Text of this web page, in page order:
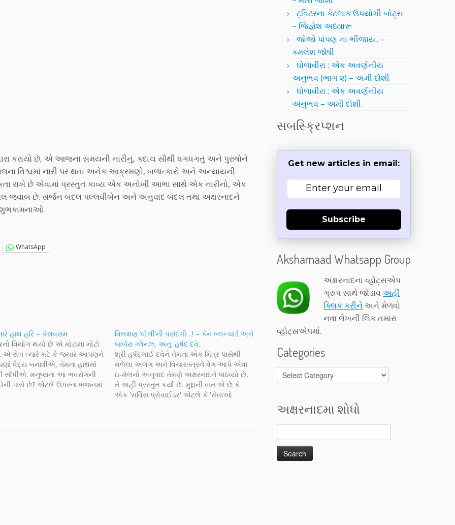
કરાયો છે, એ આજના સમયની નારીનું, કદાચ સૌથી ધગધગતું અને પુરુષોને
વિશ્વમાં નારી પર થતા અનેક આક્રમણો, બળાત્કારો અને અન્યાયની
રાખે છે એવામાં પ્રસ્તુત કાવ્ય એક અનોખી આભા સાથે એક નારીનો, એક
જવાબ છે. સર્જન બદલ પલ્લવીબેન અને અનુવાદ બદલ તથા અક્ષરનાદને
શુભકામનાઓ.
WhatsApp
હાથ હરિ – કેશવરામ
વિયોગ થયો છે એ મોટામાં મોટો
એ રોગ ત્યારે મટે કે જ્યારે આપણને
વૈદ્ય બનાવીએ, તેમના હાથમાં
સોંપીએ. મનુષ્યના આ ભવરોગની
પાસે છે? એટલે ઉપરના ભજનમાં
વિલક્ષણ ‘વોલી’ની પસંદગી…! – કેન બ્લન્ચાર્ડ અને
બાર્બરા ગ્લેન્ઝ, અનુ. હર્ષદ દવે.
શ્રી હર્ષદભાઈ દવેને તેમના એક મિત્ર પાસેથી
મળેલા અલગ અને વિચારતંત્રને વેગ આપે એવા
ઇ-મેલનો અનુવાદ તેમણે અક્ષરનાદને પાઠવ્યો છે,
તે અહીં પ્રસ્તુત કર્યો છે. મુદ્દાની વાત એ છે કે
એક 'સર્વિસ પ્રોવાઈડર' એટલે કે 'સેવાઓ
ટ્વિટરના કેટલાક ઉપયોગી બોટ્સ
– જિજ્ઞેશ અધ્યારૂ
જોજો પાંપણ ના ભીંજાય.. –
કમલેશ જોષી
ધોળાવીરા : એક અવર્ણનીય
અનુભવ (ભાગ ૨) – અમી દોશી
ધોળાવીરા : એક અવર્ણનીય
અનુભવ – અમી દોશી
સબસ્ક્રિપ્શન
Get new articles in email:
Subscribe
Aksharnaad Whatsapp Group
અક્ષરનાદના વ્હોટ્સએપ
ગ્રુપ સાથે જોડાવઅહીં
ક્લિક કરીને અને મેળવો
નવા લેખની લિંક તમારા
વ્હોટ્સએપમાં.
Categories
Categories
અક્ષરનાદમા શોધો